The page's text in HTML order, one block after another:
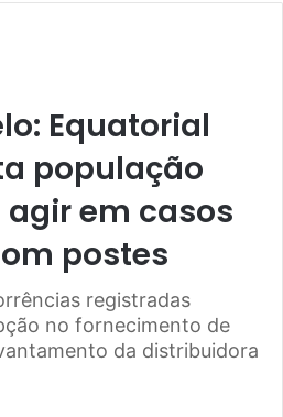
Equatorial
população
em casos
postes
registradas
no fornecimento de
da distribuidora